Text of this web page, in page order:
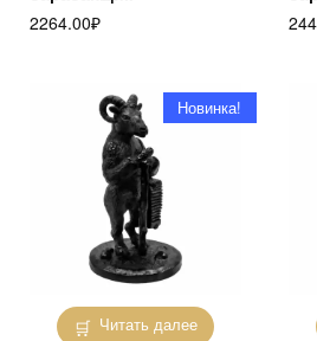
2264.00₽
Читать далее
Новинка!